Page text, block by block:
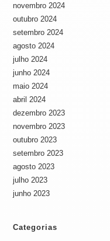
novembro 2024
outubro 2024
setembro 2024
agosto 2024
julho 2024
junho 2024
maio 2024
abril 2024
dezembro 2023
novembro 2023
outubro 2023
setembro 2023
agosto 2023
julho 2023
junho 2023
Categorias